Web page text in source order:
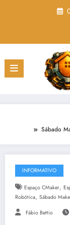
Sábado
INFORMATIVO
Espaço CMaker,
Robótica, Sábado
Fábio Bettio